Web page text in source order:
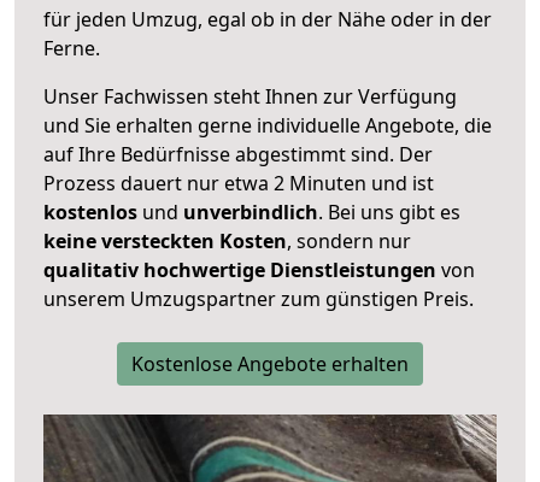
für jeden Umzug, egal ob in der Nähe oder in der
Ferne.
Unser Fachwissen steht Ihnen zur Verfügung
und Sie erhalten gerne individuelle Angebote, die
auf Ihre Bedürfnisse abgestimmt sind. Der
Prozess dauert nur etwa 2 Minuten und ist
kostenlos und unverbindlich. Bei uns gibt es
keine versteckten Kosten, sondern nur
qualitativ hochwertige Dienstleistungen von
unserem Umzugspartner zum günstigen Preis.
Kostenlose Angebote erhalten